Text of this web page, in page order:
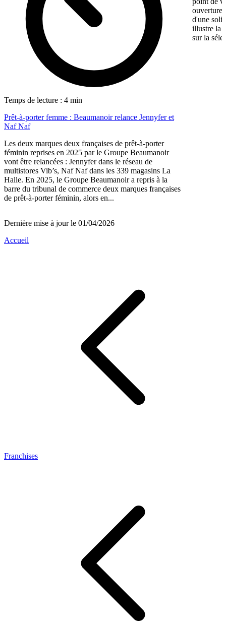
Temps de lecture : 4 min
Prêt-à-porter femme : Beaumanoir relance Jennyfer et
Naf Naf
Les deux marques deux françaises de prêt-à-porter
féminin reprises en 2025 par le Groupe Beaumanoir
vont être relancées : Jennyfer dans le réseau de
multistores Vib’s, Naf Naf dans les 339 magasins La
Halle. En 2025, le Groupe Beaumanoir a repris à la
barre du tribunal de commerce deux marques françaises
de prêt-à-porter féminin, alors en...
ouverture,
d'une
illustre la
sur la
Dernière mise à jour le 01/04/2026
Accueil
Franchises